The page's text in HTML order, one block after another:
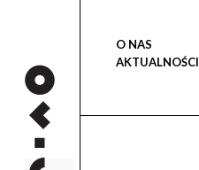
O NAS
AKTUALNOŚCI